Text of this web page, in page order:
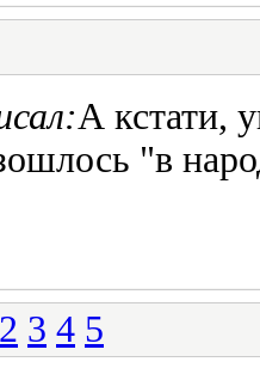
А кстати,
"в
2 3 4 5